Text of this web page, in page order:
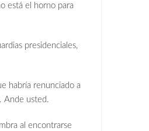
está el horno para
presidenciales,
habría renunciado a
Ande usted.
al encontrarse